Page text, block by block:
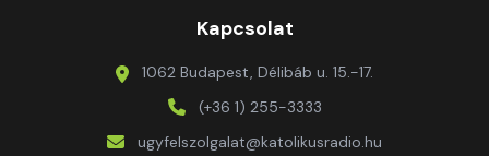
Kapcsolat
1062 Budapest, Délibáb u. 15.-17.
(+36 1) 255-3333
ugyfelszolgalat@katolikusradio.hu